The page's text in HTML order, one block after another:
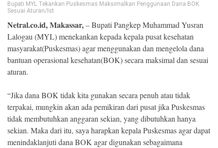
2026
NETRAL
.
All
Right
Reserved
Bupati MYL Tekankan Puskesmas Maksimalkan Penggunaan Dana BOK
Sesuai Aturan/Ist
Netral.co.id, Makassar,– Bupati Pangkep Muhammad Yusran
Lalogau (MYL) menekankan kepada kepala pusat kesehatan
masyarakat(Puskesmas) agar menggunakan dan mengelola dana
bantuan operasional kesehatan(BOK) secara maksimal dan sesuai
aturan.
“Jika dana BOK tidak kita gunakan secara penuh atau tidak
terpakai, mungkin akan ada pemikiran dari pusat jika Puskesmas
tidak membutuhkan anggaran sekian, yang dibutuhkan hanya
sekian. Maka dari itu, saya harapkan kepala Puskesmas agar dapat
menindaklanjuti dana BOK agar digunakan sebagaimana